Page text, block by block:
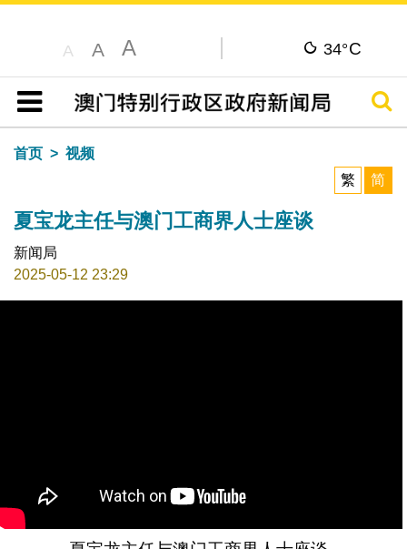
A A A 34°C
目录
搜寻
首页
视频
繁
简
夏宝龙主任与澳门工商界人士座谈
新闻局
2025-05-12 23:29